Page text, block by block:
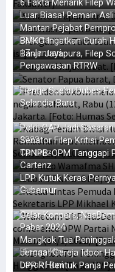
6 Fakta Menarik Filep
Luar Biasa! Pemain
Mantan Pejabat
Jakarta
BMKG Ingatkan Curah
17 Januari
Banjir Jayapura, Filep
Pengawasan RTRW
Fientje Suebu Dubes
Selandia Baru
Polri: OAP Jadi
2022
Senator Filep Kritisi
Cartenz
TPNPB-OPM Tanggapi
Cartenz
LPP Kutuk Keras
Gubernur
Gelar Konpers,
Pabar 2024
Mangkok Tua
Hingga Kini
Jemaat Gereja Idoor
Layak Huni
DPR RI Bentuk Panja